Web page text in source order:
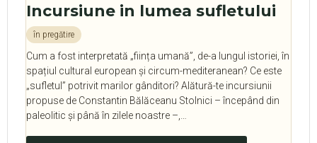
Incursiune in lumea sufletului
în pregătire
Cum a fost interpretată „ființa umană”, de-a lungul istoriei, în
spațiul cultural european și circum-mediteranean? Ce este
„sufletul” potrivit marilor gânditori? Alătură-te incursiunii
propuse de Constantin Bălăceanu Stolnici – începând din
paleolitic și până în zilele noastre –,…